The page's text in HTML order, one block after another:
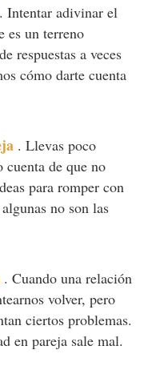
. Intentar adivinar el
es un terreno
respuestas a veces
cómo darte cuenta
. Llevas poco
cuenta de que no
para romper con
no son las
. Cuando una relación
volver, pero
ciertos problemas.
en pareja sale mal.